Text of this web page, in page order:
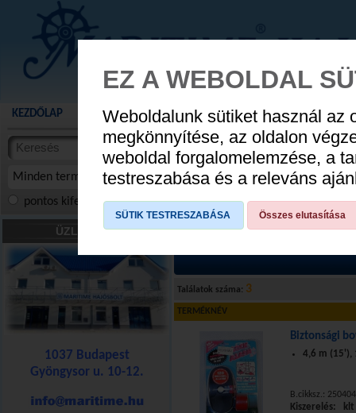
AUGUSZTUS
KEZDŐLAP AKCIÓS TERMÉKEK WEBÁRUHÁZ HÍREK
Minden termék
termékekben
cikkekben
pontos kifejezés összes szóra szóra, szótöredék
ÜZLETÜNK
1037 Budapest
Gyöngysor u. 10-12.
Szerelvények, veretek»Zárak»
Találatok száma: 3
TERMÉKNÉV
Biztonsági
4,6 m (15'),
B.cikksz.: 250404
Kiszerelés: klt
EZ A WEBOLDAL
Weboldalunk sütiket használ az
megkönnyítése, az oldalon
weboldal forgalomelemzése, a
testreszabása és a releváns
SÜTIK TESTRESZABÁSA Összes elutasítása